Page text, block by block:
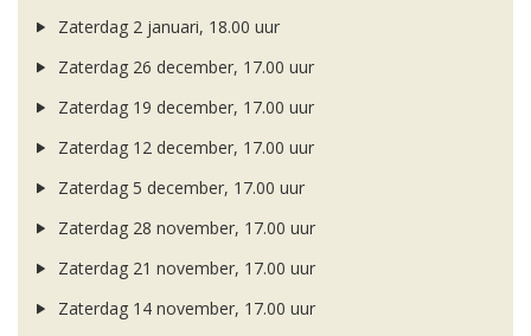
Zaterdag 2 januari, 18.00 uur
Zaterdag 26 december, 17.00 uur
Zaterdag 19 december, 17.00 uur
Zaterdag 12 december, 17.00 uur
Zaterdag 5 december, 17.00 uur
Zaterdag 28 november, 17.00 uur
Zaterdag 21 november, 17.00 uur
Zaterdag 14 november, 17.00 uur